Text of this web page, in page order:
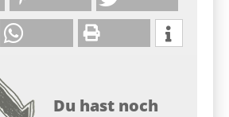
Du hast noch